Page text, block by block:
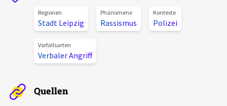
Alle Beiträge
Veranstaltungen
Pressemitteilungen
Über uns
Projektbeschreibung
Kontakt
Unterstützer_innen
Regionen
Stadt Leipzig
Phänomene
Rassismus
Kontexte
Polizei
Vorfallsarten
Verbaler Angriff
Quellen